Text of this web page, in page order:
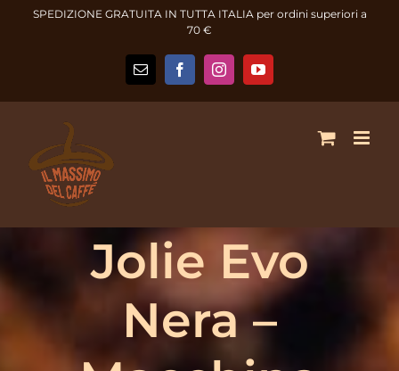
SPEDIZIONE GRATUITA IN TUTTA ITALIA per ordini superiori a
70 €
Email FacebookInstagramYouTube
Jolie Evo
Nera –